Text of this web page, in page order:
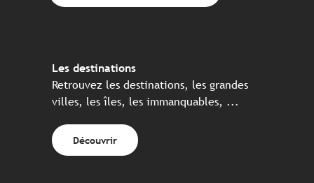
Les destinations
Retrouvez les destinations, les grandes
villes, les îles, les immanquables, ...
Découvrir